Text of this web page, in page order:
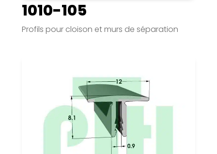
1010-105
Profils pour cloison et murs de séparation